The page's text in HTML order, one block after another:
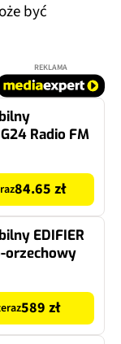
być
REKLAMA
Radio FM
84.65 zł
EDIFIER
orzechowy
589 zł